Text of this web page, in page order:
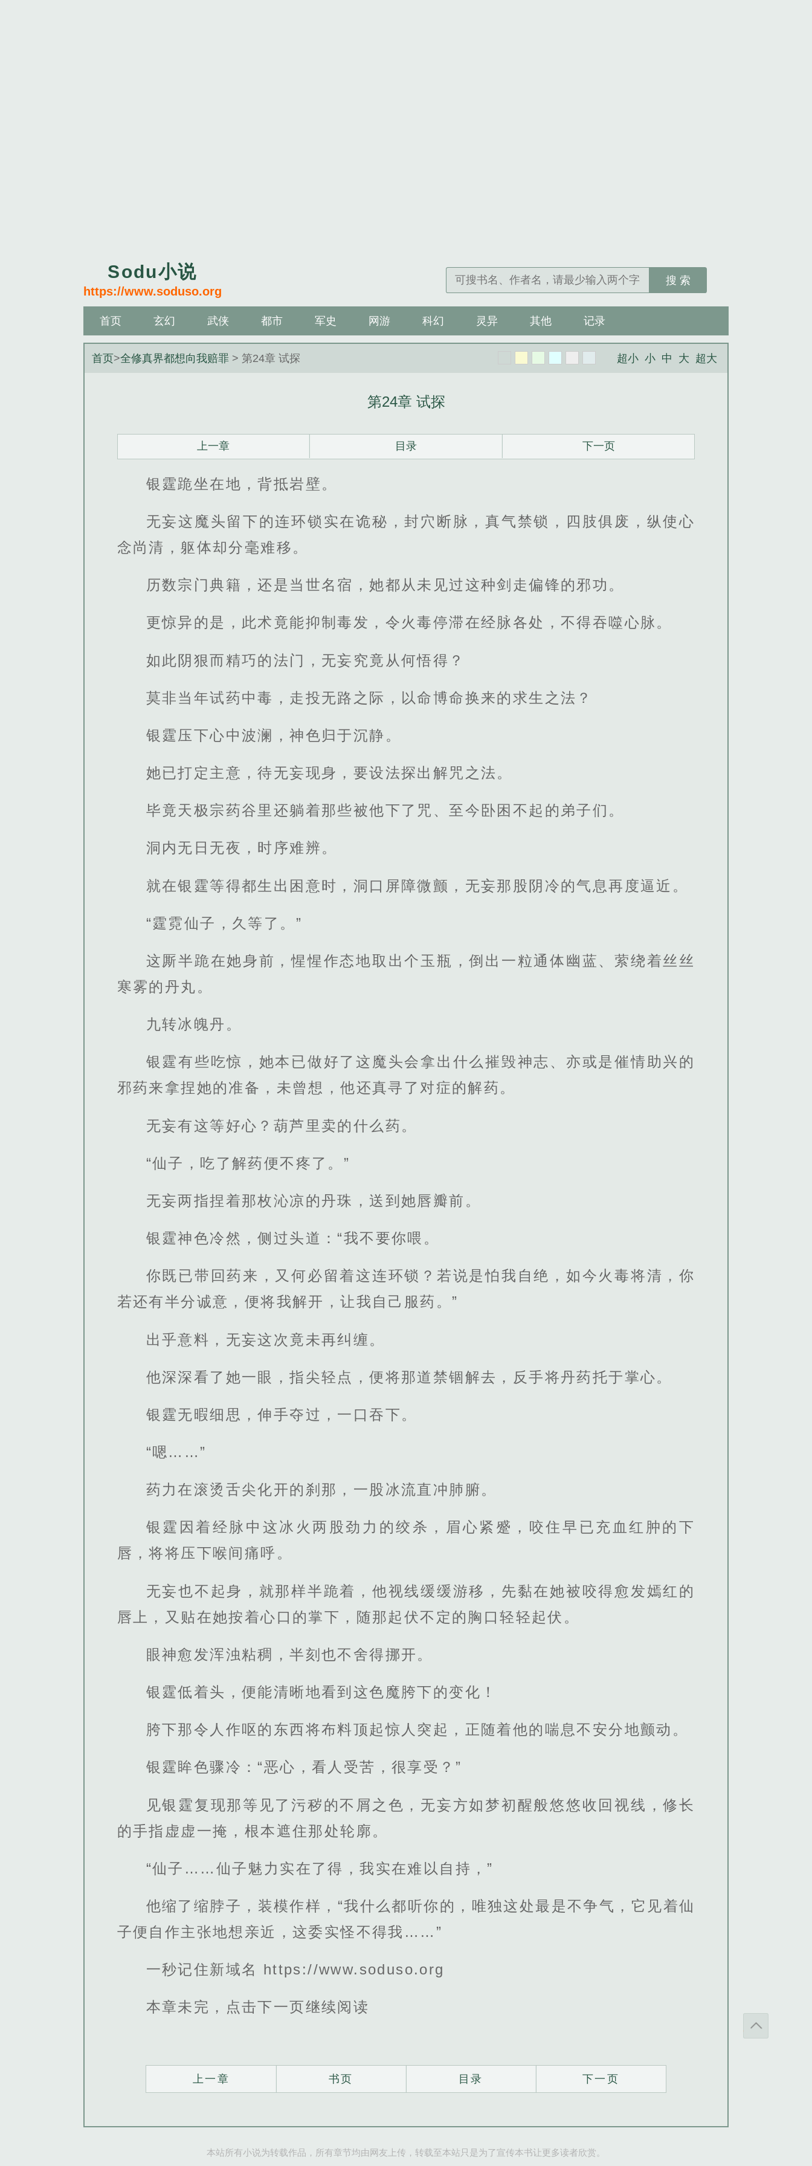
Sodu小说
https://www.soduso.org
搜 索
首页 玄幻 武侠 都市 军史 网游 科幻 灵异 其他 记录
首页>全修真界都想向我赔罪 > 第24章 试探 超小 小 中 大 超大
第24章 试探
上一章 目录 下一页
银霆跪坐在地，背抵岩壁。
无妄这魔头留下的连环锁实在诡秘，封穴断脉，真气禁锁，四肢俱废，纵使心
念尚清，躯体却分毫难移。
历数宗门典籍，还是当世名宿，她都从未见过这种剑走偏锋的邪功。
更惊异的是，此术竟能抑制毒发，令火毒停滞在经脉各处，不得吞噬心脉。
如此阴狠而精巧的法门，无妄究竟从何悟得？
莫非当年试药中毒，走投无路之际，以命博命换来的求生之法？
银霆压下心中波澜，神色归于沉静。
她已打定主意，待无妄现身，要设法探出解咒之法。
毕竟天极宗药谷里还躺着那些被他下了咒、至今卧困不起的弟子们。
洞内无日无夜，时序难辨。
就在银霆等得都生出困意时，洞口屏障微颤，无妄那股阴冷的气息再度逼近。
“霆霓仙子，久等了。”
这厮半跪在她身前，惺惺作态地取出个玉瓶，倒出一粒通体幽蓝、萦绕着丝丝
寒雾的丹丸。
九转冰魄丹。
银霆有些吃惊，她本已做好了这魔头会拿出什么摧毁神志、亦或是催情助兴的
邪药来拿捏她的准备，未曾想，他还真寻了对症的解药。
无妄有这等好心？葫芦里卖的什么药。
“仙子，吃了解药便不疼了。”
无妄两指捏着那枚沁凉的丹珠，送到她唇瓣前。
银霆神色冷然，侧过头道：“我不要你喂。
你既已带回药来，又何必留着这连环锁？若说是怕我自绝，如今火毒将清，你
若还有半分诚意，便将我解开，让我自己服药。”
出乎意料，无妄这次竟未再纠缠。
他深深看了她一眼，指尖轻点，便将那道禁锢解去，反手将丹药托于掌心。
银霆无暇细思，伸手夺过，一口吞下。
“嗯……”
药力在滚烫舌尖化开的刹那，一股冰流直冲肺腑。
银霆因着经脉中这冰火两股劲力的绞杀，眉心紧蹙，咬住早已充血红肿的下
唇，将将压下喉间痛呼。
无妄也不起身，就那样半跪着，他视线缓缓游移，先黏在她被咬得愈发嫣红的
唇上，又贴在她按着心口的掌下，随那起伏不定的胸口轻轻起伏。
眼神愈发浑浊粘稠，半刻也不舍得挪开。
银霆低着头，便能清晰地看到这色魔胯下的变化！
胯下那令人作呕的东西将布料顶起惊人突起，正随着他的喘息不安分地颤动。
银霆眸色骤冷：“恶心，看人受苦，很享受？”
见银霆复现那等见了污秽的不屑之色，无妄方如梦初醒般悠悠收回视线，修长
的手指虚虚一掩，根本遮住那处轮廓。
“仙子……仙子魅力实在了得，我实在难以自持，”
他缩了缩脖子，装模作样，“我什么都听你的，唯独这处最是不争气，它见着仙
子便自作主张地想亲近，这委实怪不得我……”
一秒记住新域名 https://www.soduso.org
本章未完，点击下一页继续阅读
上一章 书页 目录 下一页
本站所有小说为转载作品，所有章节均由网友上传，转载至本站只是为了宣传本书让更多读者欣赏。